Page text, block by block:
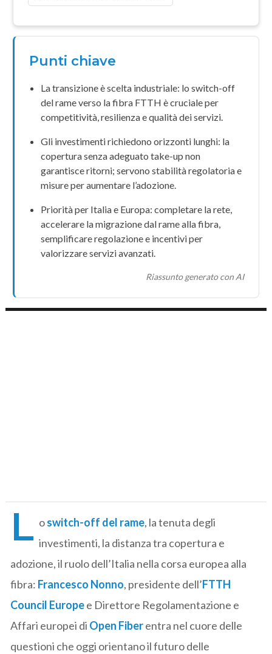
Punti chiave
La transizione è scelta industriale: loswitch-off
del rameverso lafibra FTTH è cruciale per
competitività, resilienza e qualità dei servizi.
Gli investimentirichiedono orizzonti lunghi: la
coperturasenza adeguatotake-up non
garantisce ritorni; servono stabilità regolatoria e
misure per aumentare l’adozione.
Priorità per Italia e Europa: completare la rete,
accelerare la migrazione dalrameallafibra,
semplificare regolazione e incentivi per
valorizzare servizi avanzati.
Riassunto generato con AI
L oswitch-off del rame, la tenuta degli
investimenti, la distanza tra copertura e
adozione, il ruolo dell’Italia nella corsa europea alla
fibra: Francesco Nonno, presidente dell’FTTH
Council Europee Direttore Regolamentazione e
Affari europei di Open Fiberentra nel cuore delle
questioni che oggi orientano il futuro delle